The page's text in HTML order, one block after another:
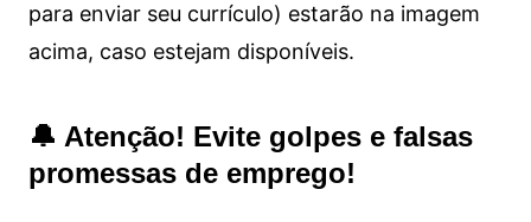
para enviar seu currículo) estarão na imagem
acima, caso estejam disponíveis.
🔔 Atenção! Evite golpes e falsas
promessas de emprego!